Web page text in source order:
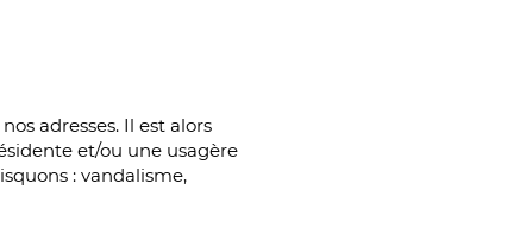
adresses. Il est alors
et/ou une usagère
: vandalisme,